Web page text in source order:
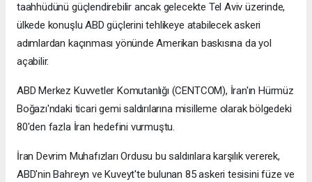
taahhüdünü güçlendirebilir ancak gelecekte Tel Aviv üzerinde,
ülkede konuşlu ABD güçlerini tehlikeye atabilecek askeri
adımlardan kaçınması yönünde Amerikan baskısına da yol
açabilir.
ABD Merkez Kuvvetler Komutanlığı (CENTCOM), İran'ın Hürmüz
Boğazı'ndaki ticari gemi saldırılarına misilleme olarak bölgedeki
80'den fazla İran hedefini vurmuştu.
İran Devrim Muhafızları Ordusu bu saldırılara karşılık vererek,
ABD'nin Bahreyn ve Kuveyt'te bulunan 85 askeri tesisini füze ve